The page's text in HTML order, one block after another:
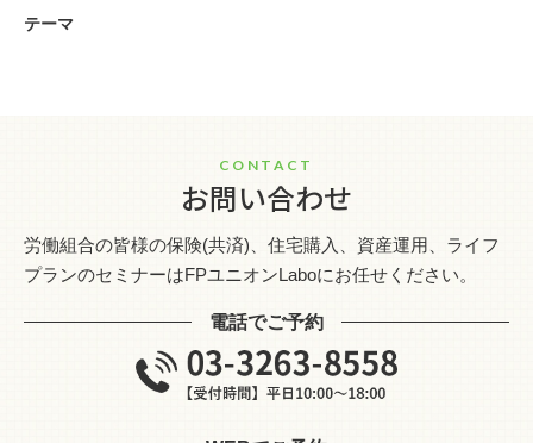
テーマ
CONTACT
お問い合わせ
労働組合の皆様の保険(共済)、住宅購入、資産運用、ライフ
プランのセミナーはFPユニオンLaboにお任せください。
電話でご予約